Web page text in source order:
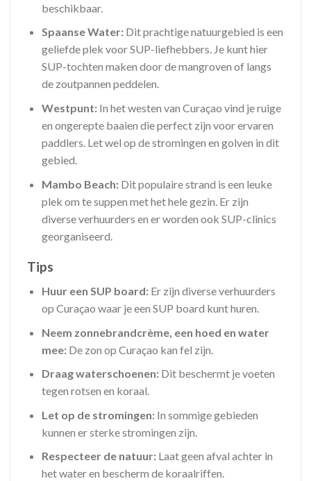
beschikbaar.
Spaanse Water:Dit prachtige natuurgebied is een
geliefde plek voor SUP-liefhebbers. Je kunt hier
SUP-tochten maken door de mangroven of langs
de zoutpannen peddelen.
Westpunt:In het westen van Curaçao vind je ruige
en ongerepte baaien die perfect zijn voor ervaren
paddlers. Let wel op de stromingen en golven in dit
gebied.
Mambo Beach:Dit populaire strand is een leuke
plek om te suppen met het hele gezin. Er zijn
diverse verhuurders en er worden ook SUP-clinics
georganiseerd.
Tips
Huur een SUP board:Er zijn diverse verhuurders
op Curaçao waar je een SUP board kunt huren.
Neem zonnebrandcrème, een hoed en water
mee:De zon op Curaçao kan fel zijn.
Draag waterschoenen:Dit beschermt je voeten
tegen rotsen en koraal.
Let op de stromingen:In sommige gebieden
kunnen er sterke stromingen zijn.
Respecteer de natuur:Laat geen afval achter in
het water en bescherm de koraalriffen.